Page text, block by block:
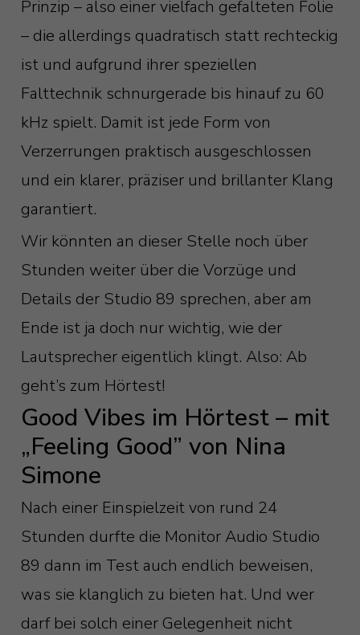
Prinzip – also einer vielfach gefalteten Folie
– die allerdings quadratisch statt rechteckig
ist und aufgrund ihrer speziellen
Falttechnik schnurgerade bis hinauf zu 60
kHz spielt. Damit ist jede Form von
Verzerrungen praktisch ausgeschlossen
und ein klarer, präziser und brillanter Klang
garantiert.
Wir könnten an dieser Stelle noch über
Stunden weiter über die Vorzüge und
Details der Studio 89 sprechen, aber am
Ende ist ja doch nur wichtig, wie der
Lautsprecher eigentlich klingt. Also: Ab
geht’s zum Hörtest!
Good Vibes im Hörtest – mit
„Feeling Good” von Nina
Simone
Nach einer Einspielzeit von rund 24
Stunden durfte die Monitor Audio Studio
89 dann im Test auch endlich beweisen,
was sie klanglich zu bieten hat. Und wer
darf bei solch einer Gelegenheit nicht